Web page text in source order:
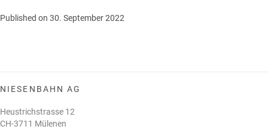
Published on 30. September 2022
NIESENBAHN AG
Heustrichstrasse 12
CH-3711 Mülenen